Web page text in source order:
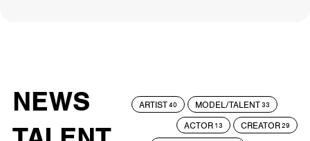
NEWS
ARTIST40 MODEL/TALENT33
ACTOR 13 CREATOR29